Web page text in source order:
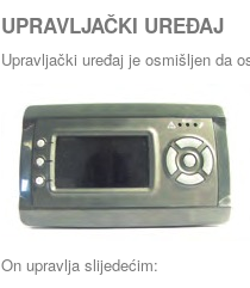
UPRAVLJAČKI UREĐAJ
Upravljački uređaj je osmišljen da
On upravlja slijedećim: